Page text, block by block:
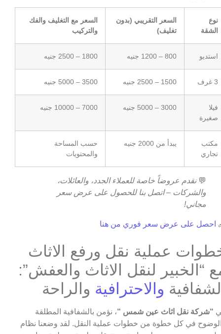
نوع
الشقة
السعر التقريبي (بدون
تغليف)
السعر مع التغليف والفك
والتركيب
استديو 800 – 1200 جنيه 1800 – 2500 جنيه
3 غرف 1500 – 2500 جنيه 3500 – 5000 جنيه
فيلا
صغيرة
3000 – 5000 جنيه 7000 – 10000 جنيه
مكتب
تجاري
يبدأ من 2000 جنيه
حسب المساحة
والمحتويات
💬نقدم عروضاً خاصة للعملاء الجدد، والعائلات،
والشركات – اتصل بنا للحصول على عرض سعر
مجاني!
احصل على عرض سعر فوري من هنا
عملية نقل ورفع الاثاث
“الخبير لنقل الاثاث والعفش”:
والاحترافية والراحة
“شركة نقل اثاث عين شمس “، نؤمن بالشفافية المطلقة
في كل خطوة من خطوات عملية النقل. لقد وضعنا نظام